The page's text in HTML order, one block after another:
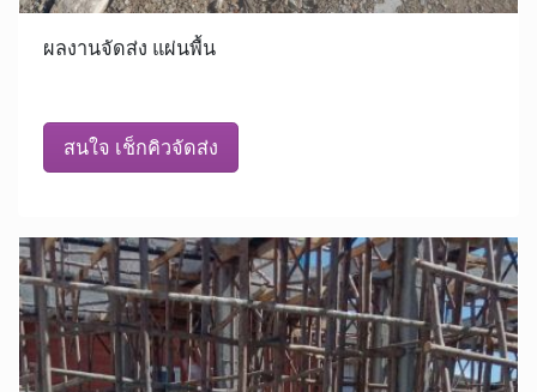
ผลงานจัดส่ง แผ่นพื้น
สนใจ เช็กคิวจัดส่ง